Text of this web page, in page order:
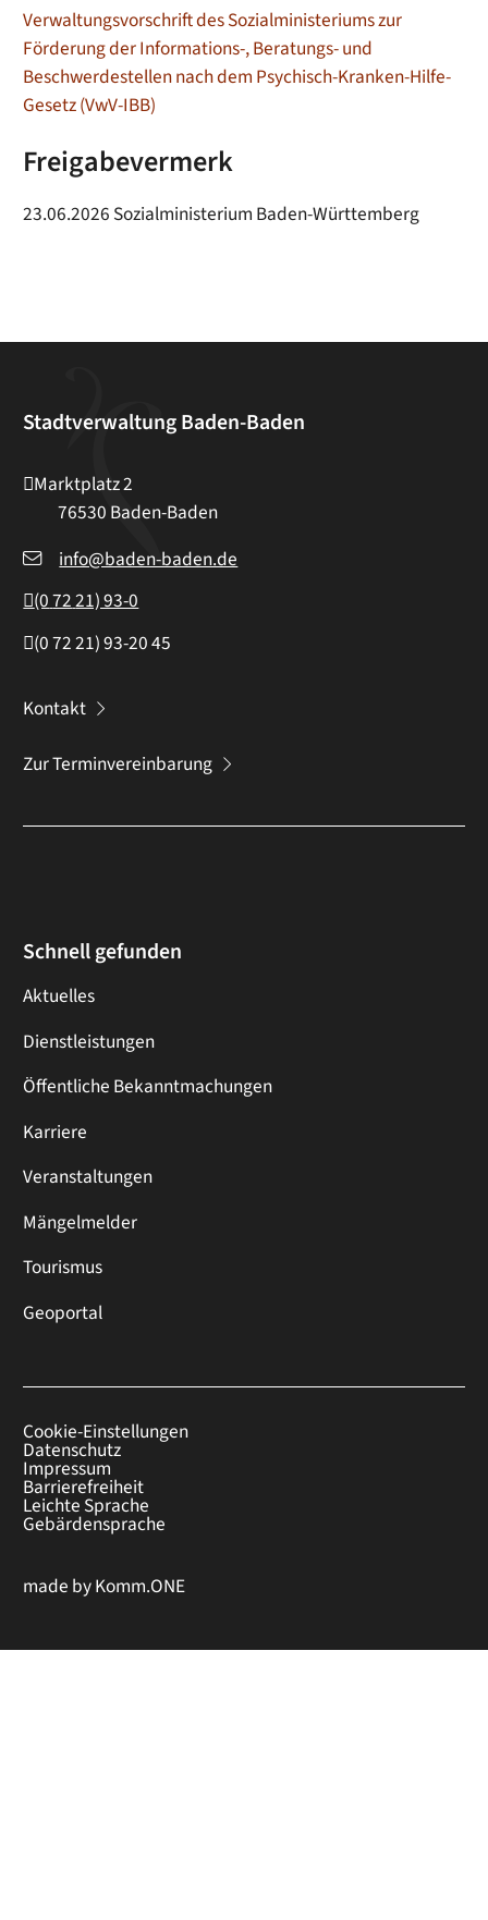
Verwaltungsvorschrift des Sozialministeriums zur
Förderung der Informations-, Beratungs- und
Beschwerdestellen nach dem Psychisch-Kranken-Hilfe-
Gesetz (VwV-IBB)
Freigabevermerk
23.06.2026 Sozialministerium Baden-Württemberg
Stadtverwaltung Baden-Baden
Marktplatz 2
76530 Baden-Baden
info@baden-baden.de
(07221) 93-0
(07221) 93-2045
Kontakt
Zur Terminvereinbarung
Schnell gefunden
Aktuelles
Dienstleistungen
Öffentliche Bekanntmachungen
Karriere
Veranstaltungen
Mängelmelder
Tourismus
Geoportal
Cookie-Einstellungen
Datenschutz
Impressum
Barrierefreiheit
Leichte Sprache
Gebärdensprache
made byKomm.ONE